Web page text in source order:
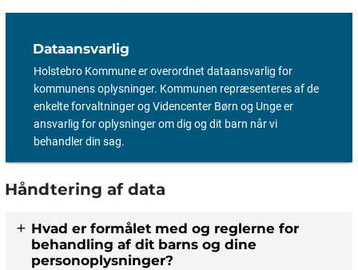
Dataansvarlig
Holstebro Kommune er overordnet dataansvarlig for
kommunens oplysninger. Kommunen repræsenteres af de
enkelte forvaltninger og Videncenter Børn og Unge er
ansvarlig for oplysninger om dig og dit barn når vi
behandler din sag.
Håndtering af data
Hvad er formålet med og reglerne for
behandling af dit barns og dine
personoplysninger?